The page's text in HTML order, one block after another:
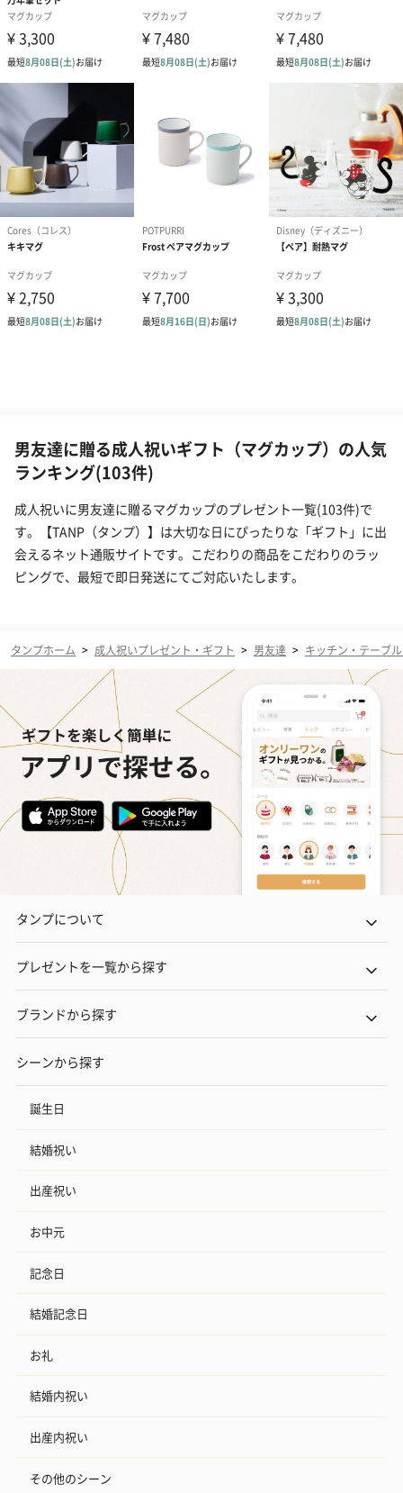
男友達に贈る成人祝いギフト（マグカップ）の人気
ランキング(103件)
成人祝いに男友達に贈るマグカップのプレゼント一覧(103件)で
す。【TANP（タンプ）】は大切な日にぴったりな「ギフト」に出
会えるネット通販サイトです。こだわりの商品をこだわりのラッ
ピングで、最短で即日発送にてご対応いたします。
タンプホーム > 成人祝いプレゼント・ギフト > 男友達 > キッチン・テーブ
タンプについて
プレゼントを一覧から探す
ブランドから探す
シーンから探す
誕生日
結婚祝い
出産祝い
お中元
記念日
結婚記念日
お礼
結婚内祝い
出産内祝い
その他のシーン